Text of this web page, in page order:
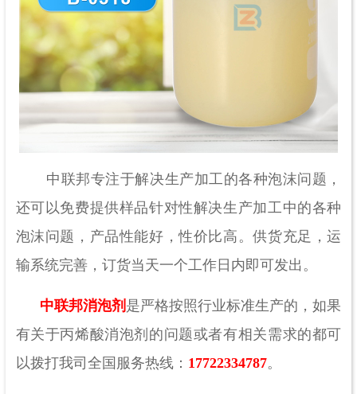
中联邦专注于解决生产加工的各种泡沫问题，
还可以免费提供样品针对性解决生产加工中的各种
泡沫问题，产品性能好，性价比高。供货充足，运
输系统完善，订货当天一个工作日内即可发出。
中联邦消泡剂 是严格按照行业标准生产的，如果
有关于丙烯酸消泡剂的问题或者有相关需求的都可
以拨打我司全国服务热线： 17722334787。